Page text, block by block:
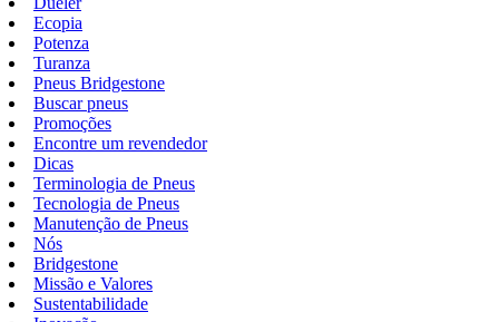
Ecopia
Potenza
Turanza
Pneus Bridgestone
Buscar pneus
Promoções
Encontre um revendedor
Dicas
Terminologia de Pneus
Tecnologia de Pneus
Manutenção de Pneus
Nós
Bridgestone
Missão e Valores
Sustentabilidade